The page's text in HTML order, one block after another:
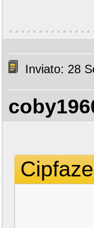
Inviato: 28